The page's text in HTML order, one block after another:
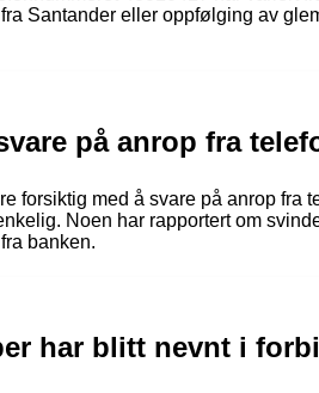
Santander eller oppfølging av
på anrop fra
forsiktig med å svare på anrop fra
Noen har rapportert om
banken.
har blitt nevnt i